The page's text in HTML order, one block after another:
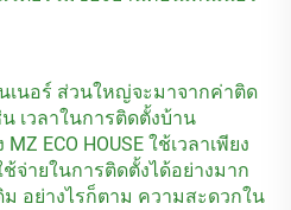
เนอร์ ส่วนใหญ่จะมาจากค่าติด
เวลาในการติดตั้งบ้าน
ECO HOUSE ใช้เวลาเพียง
จ่ายในการติดตั้งได้อย่างมาก
ม อย่างไรก็ตาม ความสะดวกใน